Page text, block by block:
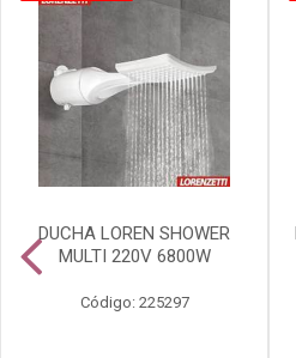
DUCHA LOREN SHOWER
MULTI 220V 6800W
Código: 225297